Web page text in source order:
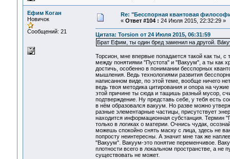
Ефим Коган
Новичок
Сообщений: 21
Re: "Бесспорная квантовая
« Ответ #104 : 24 Июля 2015, 22:32:29 »
Цитата: Torsion от 24 Июля 2015, 06:31:59
Брат Ефим, ты один бред заменил на другой.
Торсион, мне впервые попадается такой как ты,
между понятиями "Пустота" и "Вакуум", а ты как
достичь, особенно в понимании бесспорных
мышления. Ведь технологиями развития
написанном виде, по этой теме, вообще ничего
ведь твоя методика цитирования и опора на
этой причине ты сюда и тащишь разный мусор,
подтверждение. Ну представь себе, у тебя есть
в нём образовался вакуум. Но разве можно
разные элементарные частицы, присутствует
находится информационная субстанция. Термин
только в логиках о материи. Очнись чудак,
можешь спокойно снять маску с лица, здесь не
попросту неинтересны. А значит мне так же
"Вакуум". Вакуум-это понятие переменчивое.
плотности всего в локальном пространстве, а не
существовать не может.